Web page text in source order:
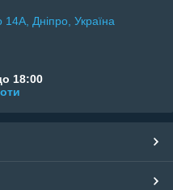
Дніпро, Україна
18:00